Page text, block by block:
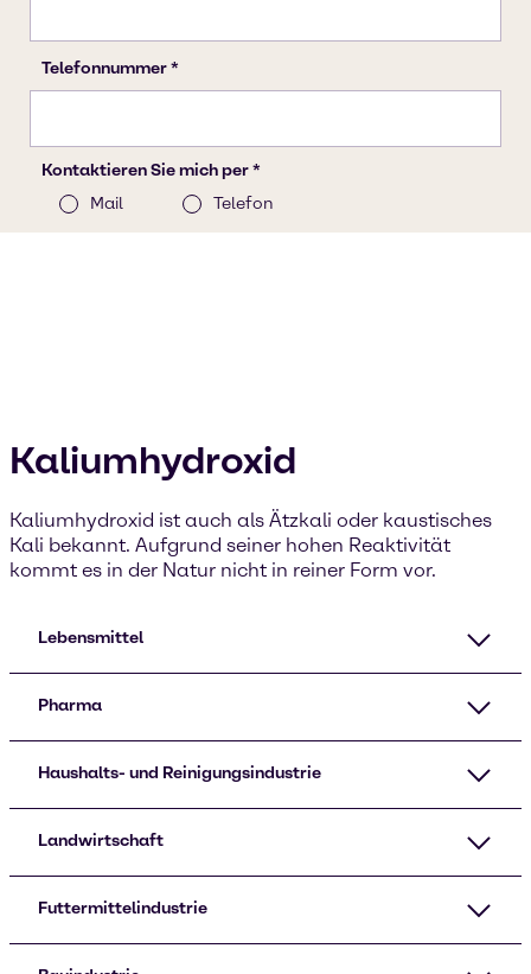
Kaliumhydroxid
Kaliumhydroxid ist auch als Ätzkali oder kaustisches
Kali bekannt. Aufgrund seiner hohen Reaktivität
kommt es in der Natur nicht in reiner Form vor.
Lebensmittel
Pharma
Haushalts- und Reinigungsindustrie
Landwirtschaft
Futtermittelindustrie